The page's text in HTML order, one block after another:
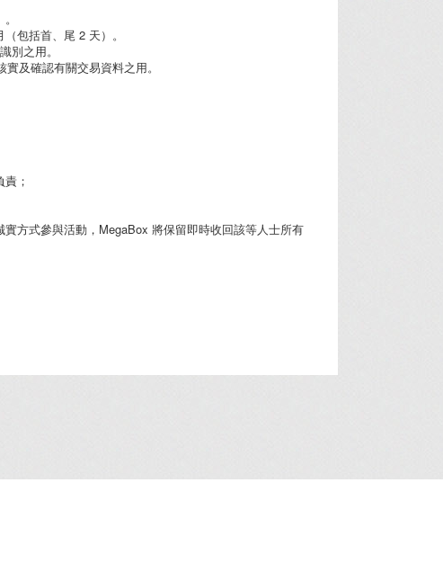
包括首、尾 2 天）。
別之用。
及確認有關交易資料之用。
；
方式參與活動，MegaBox 將保留即時收回該等人士所有